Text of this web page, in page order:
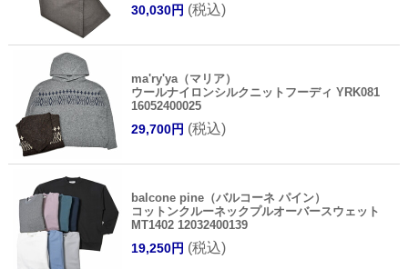
30,030円 (税込)
ma'ry'ya（マリア）
ウールナイロンシルクニットフーディ YRK081
16052400025
29,700円 (税込)
balcone pine（バルコーネ パイン）
コットンクルーネックプルオーバースウェット
MT1402 12032400139
19,250円 (税込)